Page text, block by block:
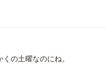
の土曜なのにね。